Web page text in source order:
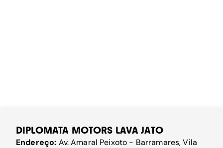
DIPLOMATA MOTORS LAVA JATO
Endereço: Av. Amaral Peixoto - Barramares, Vila